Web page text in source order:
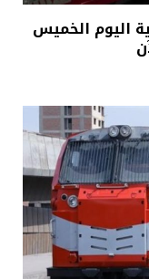
اليوم الخميس